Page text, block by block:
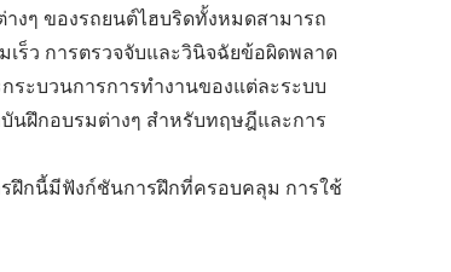
งๆ ของรถยนต์ไฮบริดทั้งหมดสามารถ
เร็ว การตรวจจับและวินิจฉัยข้อผิดพลาด
ระบวนการการทำงานของแต่ละระบบ
นฝึกอบรมต่างๆ สำหรับทฤษฎีและการ
ฝึกนี้มีฟังก์ชันการฝึกที่ครอบคลุม การใช้